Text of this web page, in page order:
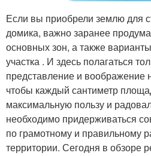
Если вы приобрели землю для
домика, важно заранее
основных зон, а также
участка . И здесь полагаться
представление и воображение
чтобы каждый сантиметр
максимальную пользу и
необходимо придерживаться
по грамотному и правильному
территории. Сегодня в обзоре